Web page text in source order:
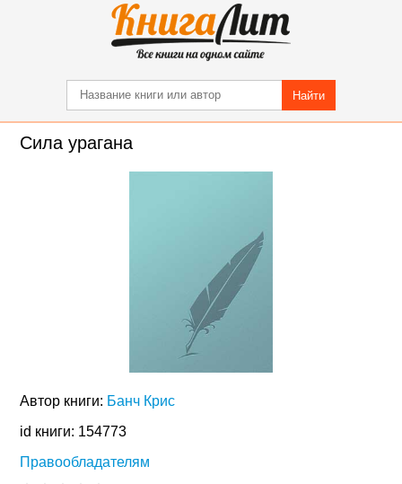
Найти
Сила урагана
Автор книги: Банч Крис
id книги: 154773
Правообладателям